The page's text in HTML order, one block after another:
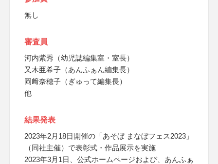
無し
審査員
河内紫秀（幼児誌編集室・室長）
又木亜希子（あんふぁん編集長）
岡﨑奈穂子（ぎゅって編集長）
他
結果発表
2023年2月18日開催の「あそぼ まなぼフェス2023」
（同社主催）で表彰式・作品展示を実施
2023年3月1日、公式ホームページおよび、あんふぁ